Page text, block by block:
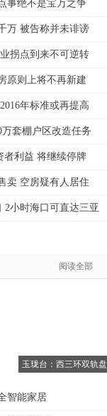
事绝不是宝万之争
万 被告称并未诽谤
拐点到来不可逆转
原则上将不再新建
年标准或再提高
套棚户区改造任务
者利益 将继续停牌
卖 空房疑有人居住
2小时海口可直达三亚
阅读全部
玉珑台：西三环双轨盘
智能家居